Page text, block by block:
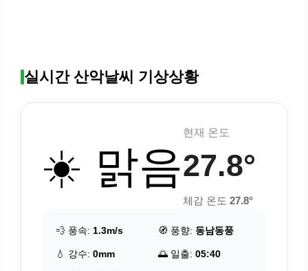
실시간 산악날씨 기상상황
☀️ 맑음
현재 온도
27.8°
체감 온도 27.8°
💨 풍속: 1.3m/s 🧭 풍향: 동남동풍
💧 강수: 0mm 🌅 일출: 05:40